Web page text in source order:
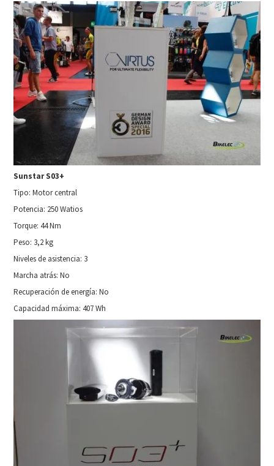
Sunstar S03+
Tipo: Motor central
Potencia: 250 Watios
Torque: 44 Nm
Peso: 3,2 kg
Niveles de asistencia: 3
Marcha atrás: No
Recuperación de energía: No
Capacidad máxima: 407 Wh